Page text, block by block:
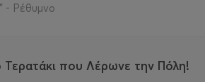
- Ρέθυμνο
Τερατάκι που Λέρωνε την Πόλη!